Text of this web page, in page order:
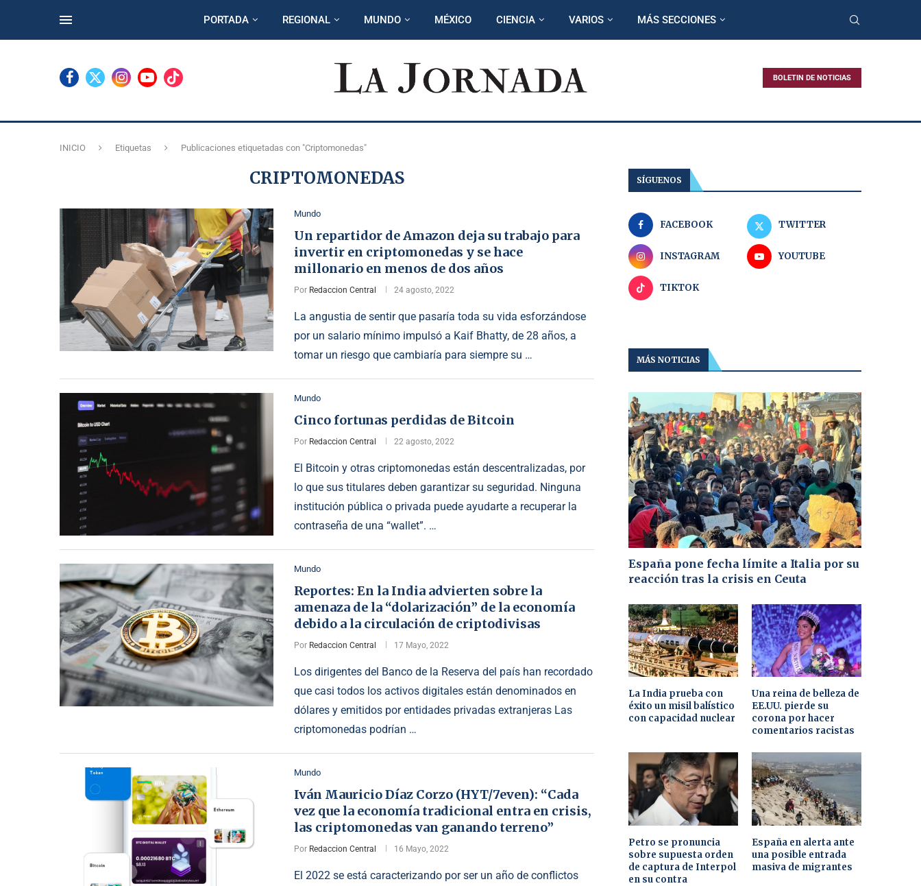
PORTADA REGIONAL MUNDO MÉXICO CIENCIA VARIOS MÁS SECCIONES
BOLETIN DE NOTICIAS
INICIO Etiquetas Publicaciones etiquetadas con "Criptomonedas"
CRIPTOMONEDAS
Mundo
Un repartidor de Amazon deja su trabajo para
invertir en criptomonedas y se hace
millonario en menos de dos años
Por Redaccion Central 24 agosto, 2022
La angustia de sentir que pasaría toda su vida esforzándose
por un salario mínimo impulsó a Kaif Bhatty, de 28 años, a
tomar un riesgo que cambiaría para siempre su …
Mundo
Cinco fortunas perdidas de Bitcoin
Por Redaccion Central 22 agosto, 2022
El Bitcoin y otras criptomonedas están descentralizadas, por
lo que sus titulares deben garantizar su seguridad. Ninguna
institución pública o privada puede ayudarte a recuperar la
contraseña de una “wallet”. …
Mundo
Reportes: En la India advierten sobre la
amenaza de la “dolarización” de la economía
debido a la circulación de criptodivisas
Por Redaccion Central 17 Mayo, 2022
Los dirigentes del Banco de la Reserva del país han recordado
que casi todos los activos digitales están denominados en
dólares y emitidos por entidades privadas extranjeras Las
criptomonedas podrían …
Mundo
Iván Mauricio Díaz Corzo (HYT/7even): “Cada
vez que la economía tradicional entra en crisis,
las criptomonedas van ganando terreno”
Por Redaccion Central 16 Mayo, 2022
El 2022 se está caracterizando por ser un año de conflictos
SÍGUENOS
FACEBOOK TWITTER
INSTAGRAM YOUTUBE
TIKTOK
MÁS NOTICIAS
España pone fecha límite a Italia por su
reacción tras la crisis en Ceuta
La India prueba con
éxito un misil balístico
con capacidad nuclear
Una reina de belleza de
EE.UU. pierde su
corona por hacer
comentarios racistas
Petro se pronuncia
sobre supuesta orden
de captura de Interpol
en su contra
España en alerta ante
una posible entrada
masiva de migrantes